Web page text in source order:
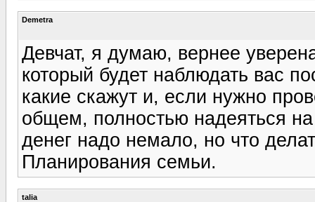
Demetra
Девчат, я думаю, вернее
который будет наблюдать вас
какие скажут и, если нужно
общем, полностью надеяться
денег надо немало, но что
Планирования семьи.
talia